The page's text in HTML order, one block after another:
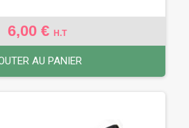
6,00 € H.T
AU PANIER